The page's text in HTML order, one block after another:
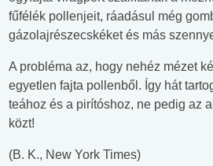
fűfélék pollenjeit, ráadásul még
gázolajrészecskéket és más
A probléma az, hogy nehéz mézet
egyetlen fajta pollenből. Így hát
teához és a pirítóshoz, ne pedig az
közt!
(B. K., New York Times)